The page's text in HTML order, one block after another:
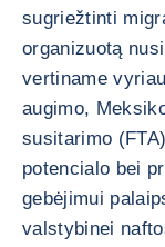
sugriežtinti
organizuotą
vertiname
augimo,
susitarimo
potencialo bei
gebėjimui
valstybinei